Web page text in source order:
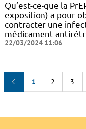
Qu’est-ce-que la
exposition) a pour
contracter une
médicament
22/03/2024 11:06
1 2 3